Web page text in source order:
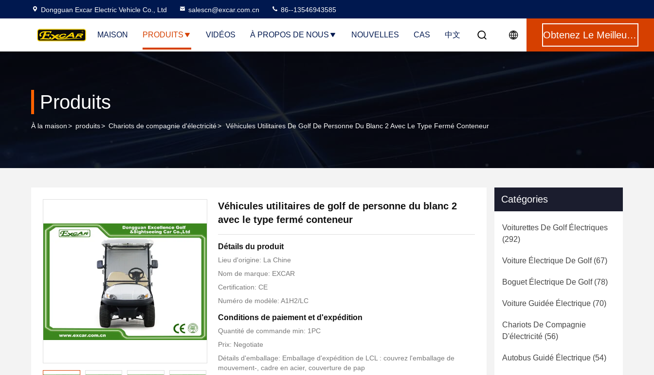
Dongguan Excar Electric Vehicle Co., Ltd salescn@excar.com.cn 86--13546943585
MAISON PRODUITS VIDÉOS À PROPOS DE NOUS NOUVELLES CAS 中文 Obtenez Le Meilleur Prix
Produits
À la maison> produits> Chariots de compagnie d'électricité> Véhicules Utilitaires De Golf De Personne Du Blanc 2 Avec Le Type Fermé Conteneur
Véhicules utilitaires de golf de personne du blanc 2
avec le type fermé conteneur
Détails du produit
Lieu d'origine: La Chine
Nom de marque: EXCAR
Certification: CE
Numéro de modèle: A1H2/LC
Conditions de paiement et d'expédition
Quantité de commande min: 1PC
Prix: Negotiate
Détails d'emballage: Emballage d'expédition de LCL : couvrez l'emballage de
mouvement-, cadre en acier, couverture de pap
Catégories
Voiturettes De Golf Électriques
(292)
Voiture Électrique De Golf(67)
Boguet Électrique De Golf(78)
Voiture Guidée Électrique (70)
Chariots De Compagnie
D'électricité (56)
Autobus Guidé Électrique (54)